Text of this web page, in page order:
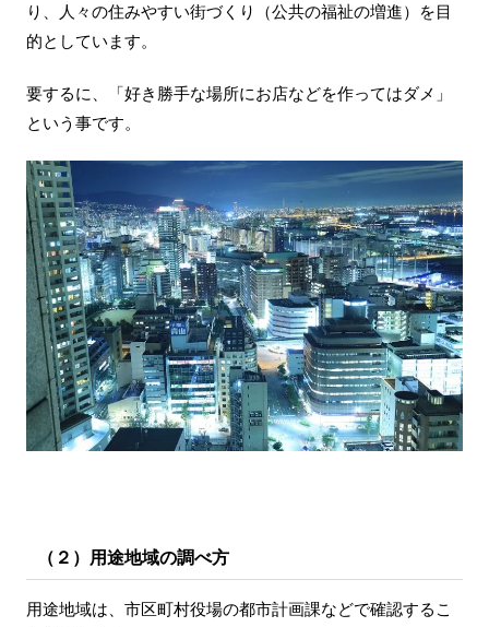
り、人々の住みやすい街づくり（公共の福祉の増進）を目
的としています。
要するに、「好き勝手な場所にお店などを作ってはダメ」
という事です。
（２）用途地域の調べ方
用途地域は、市区町村役場の都市計画課などで確認するこ